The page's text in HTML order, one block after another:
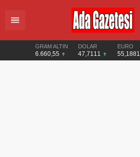
GRAM ALTIN
6.660,55
DOLAR
47,7111
EURO
55,1881